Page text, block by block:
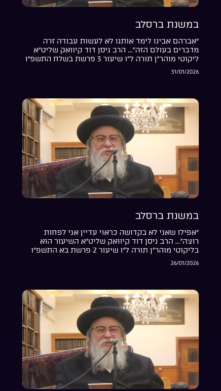
במשנת ברסלב
“אברהם אבינו לימד אותנו לא לעשות עבודה זרה
מדברים בעולם הזה”… הרב ניסן דוד קיוואק שליט”א
ליקוטי מוהר”ן תורה ל”ו שיעור 3 פרשת בשלח התשפ”ו
31/01/2026
במשנת ברסלב
“אפילו שאני לא בקדושה כראוי עדיין אני לפחות
רוצה”… הרב ניסן דוד קיוואק שליט”א השיעור הוא
בליקוטי מוהר”ן תורה ל”ו שיעור 2 פרשת בא התשפ”ו
26/01/2026